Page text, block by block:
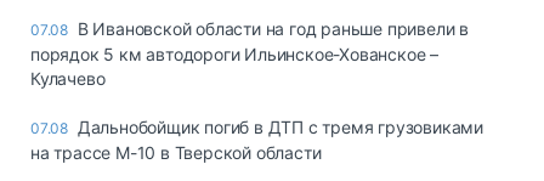
07.08 В Ивановской области на год раньше привели в
порядок 5 км автодороги Ильинское-Хованское –
Кулачево
07.08 Дальнобойщик погиб в ДТП с тремя грузовиками
на трассе М-10 в Тверской области